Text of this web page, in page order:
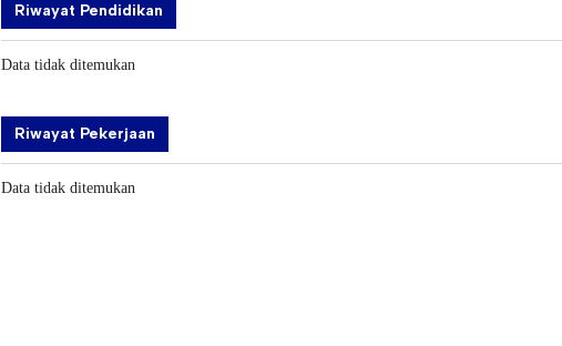
Riwayat Pendidikan
Data tidak ditemukan
Riwayat Pekerjaan
Data tidak ditemukan